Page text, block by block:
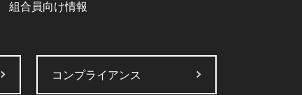
組合員向け情報
コンプライアンス